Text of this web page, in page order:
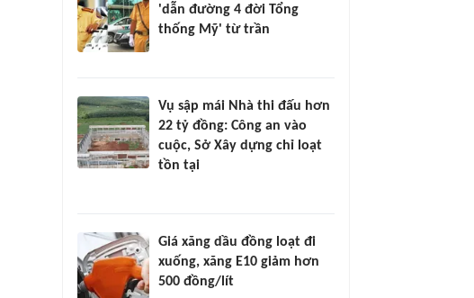
'dẫn đường 4 đời Tổng
thống Mỹ' từ trần
Vụ sập mái Nhà thi đấu hơn
22 tỷ đồng: Công an vào
cuộc, Sở Xây dựng chỉ loạt
tồn tại
Giá xăng dầu đồng loạt đi
xuống, xăng E10 giảm hơn
500 đồng/lít